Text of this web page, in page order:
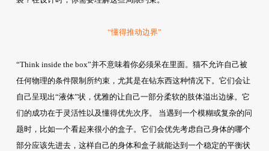
“懂得推动边界”
“Think inside the box”并不意味着你必须呆在里面。猫不允许自己被
任何物理的条件限制所约束，尤其是在钻东西这种情况下。它们会让
自己呈现出“液体”状，优雅的让自己一部分柔软的肢体溢出边缘。它
们的成功在于灵活性以及懂得优先次序。 当遇到一个模糊或复杂的问
题时，比如一个看起来很小的盒子。它们会优先考虑自己身体的哪个
部分应该先进去，这样自己的身体和盒子就能达到一个稳定的平衡状